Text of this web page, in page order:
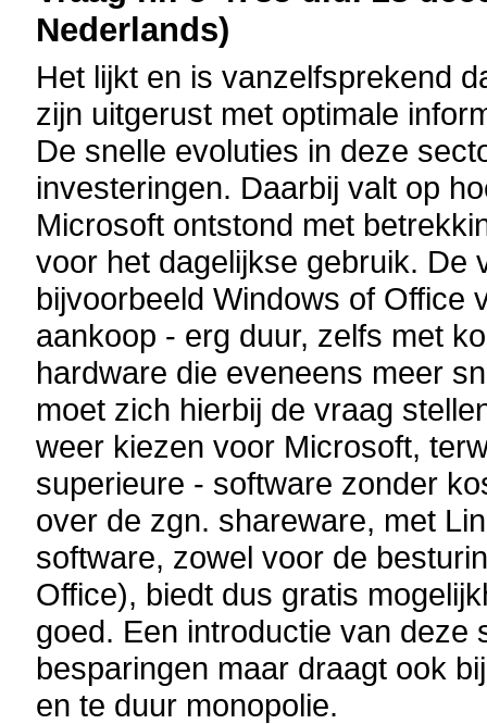
Nederlands)
Het lijkt en is vanzelfsprekend
zijn uitgerust met optimale
De snelle evoluties in deze
investeringen. Daarbij valt op
Microsoft ontstond met
voor het dagelijkse gebruik. De
bijvoorbeeld Windows of Office
aankoop - erg duur, zelfs met
hardware die eveneens meer
moet zich hierbij de vraag
weer kiezen voor Microsoft,
superieure - software zonder
over de zgn. shareware, met
software, zowel voor de
Office), biedt dus gratis
goed. Een introductie van
besparingen maar draagt ook
en te duur monopolie.